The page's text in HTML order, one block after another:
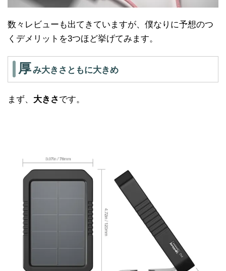
数々レビューも出てきていますが、僕なりに予想のつ
くデメリットを3つほど挙げてみます。
厚み大きさともに大きめ
まず、 大きさです。